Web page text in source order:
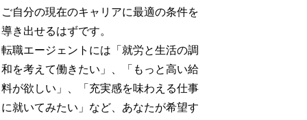
ご自分の現在のキャリアに最適の条件を
導き出せるはずです。
転職エージェントには「就労と生活の調
和を考えて働きたい」、「もっと高い給
料が欲しい」、「充実感を味わえる仕事
に就いてみたい」など、あなたが希望す